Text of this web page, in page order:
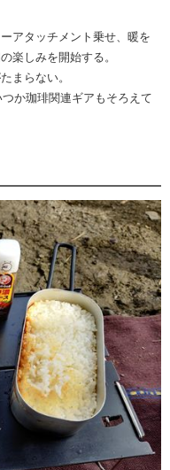
アタッチメント乗せ、暖を
楽しみを開始する。
まらない。
か珈琲関連ギアもそろえて